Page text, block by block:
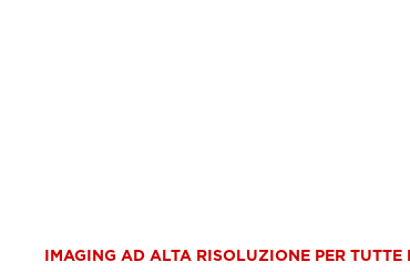
IMAGING AD ALTA RISOLUZIONE PER